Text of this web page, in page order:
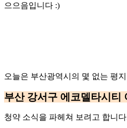
으으음입니다 :)
오늘은 부산광역시의 몇 없는 평
부산 강서구 에코델타시티
청약 소식을 파헤쳐 보려고 합니